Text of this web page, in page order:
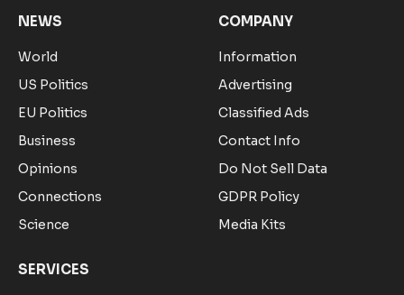
NEWS
World
US Politics
EU Politics
Business
Opinions
Connections
Science
COMPANY
Information
Advertising
Classified Ads
Contact Info
Do Not Sell Data
GDPR Policy
Media Kits
SERVICES